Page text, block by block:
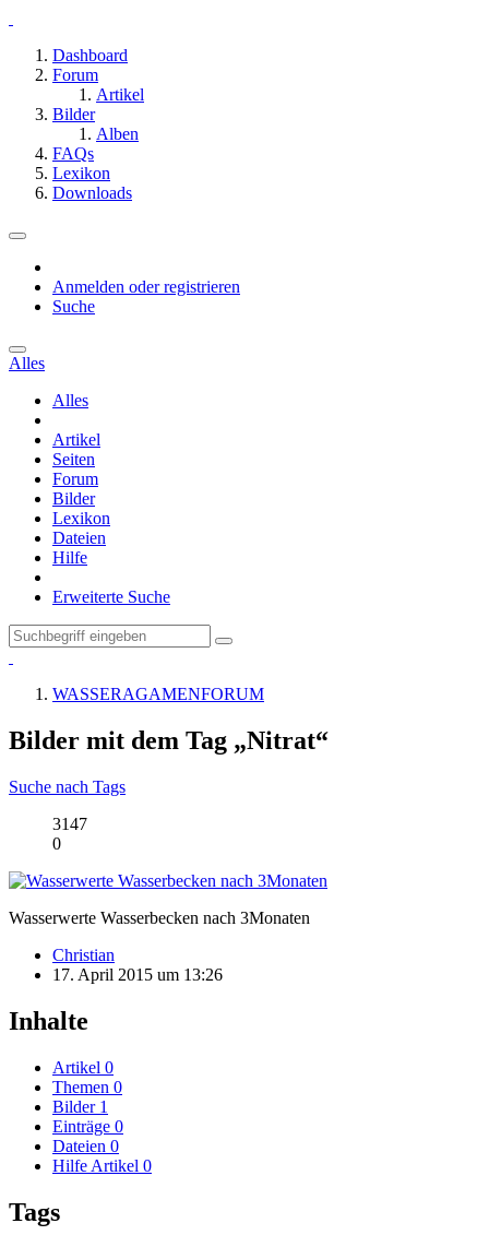
Dashboard
Forum
Artikel
Bilder
Alben
FAQs
Lexikon
Downloads
Anmelden oder registrieren
Suche
Alles
Alles
Artikel
Seiten
Forum
Bilder
Lexikon
Dateien
Hilfe
Erweiterte Suche
WASSERAGAMENFORUM
Bilder mit dem Tag „Nitrat“
Suche nach Tags
3147
0
Wasserwerte Wasserbecken nach 3Monaten
Christian
17. April 2015 um 13:26
Inhalte
Artikel 0
Themen 0
Bilder 1
Einträge 0
Dateien 0
Hilfe Artikel 0
Tags